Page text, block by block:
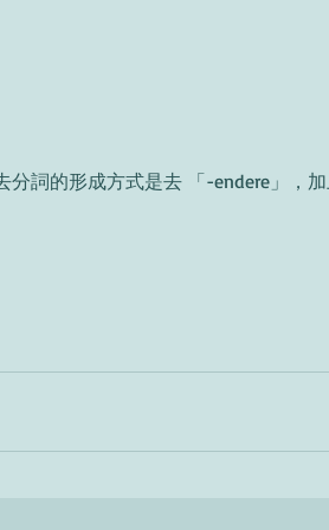
詞的形成方式是去 「-endere」，加